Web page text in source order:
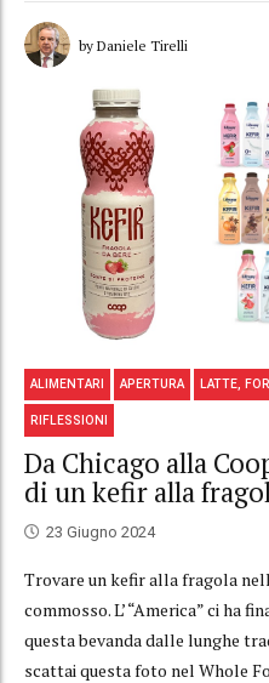
by Daniele Tirelli
ALIMENTARI APERTURA LATTE,
RIFLESSIONI
Da Chicago alla
di un kefir alla
23 Giugno 2024
Trovare un kefir alla fragola
commosso. L’ “America” ci ha
questa bevanda dalle lunghe
scattai questa foto nel Whole